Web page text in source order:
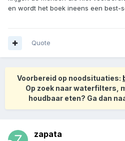
en wordt het boek ineens een best-
Quote
Voorbereid op noodsituaties:
Op zoek naar waterfilters,
houdbaar eten? Ga dan
zapata